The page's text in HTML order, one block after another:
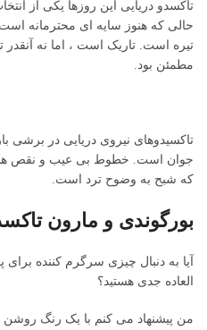
تاکسدو دریایی این روزها یکی از
حالی که هنوز سایه ای محترمانه
تیره است. تاریک است ، اما نه آنقدر
مطمئن بود.
تاکسیدوهای نیروی دریایی در برشی
جوان است. خطوط بی عیب و نقص
که شبح به وضوح ترد است.
بورگوندی و مارون
آیا به دنبال چیزی سرگرم کننده
العاده جدی هستید؟
من پیشنهاد می کنم با یک رنگ روشن